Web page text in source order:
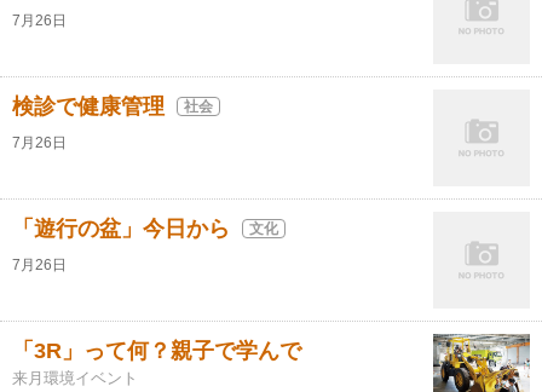
7月26日
検診で健康管理 社会
7月26日
「遊行の盆」今日から 文化
7月26日
「3R」って何？親子で学んで
来月環境イベント